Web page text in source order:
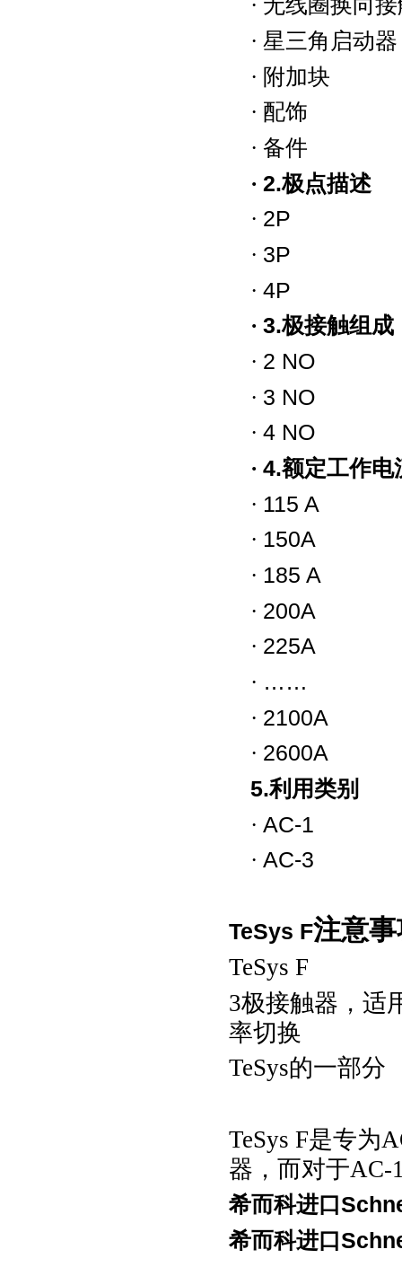
· 无线圈换向
· 星三角启动器
· 附加块
· 配饰
· 备件
· 2.极点描述
· 2P
· 3P
· 4P
· 3.极接触组成
· 2 NO
· 3 NO
· 4 NO
· 4.额定工作电
· 115 A
· 150A
· 185 A
· 200A
· 225A
· ……
· 2100A
· 2600A
5.利用类别
· AC-1
· AC-3
TeSys F注意
TeSys F
3极接触器，适
率切换
TeSys的一部分
TeSys F是专为
器，而对于AC-
希而科进口
希而科进口